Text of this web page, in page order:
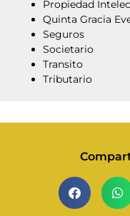
Propiedad
Quinta Gracia
Seguros
Societario
Transito
Tributario